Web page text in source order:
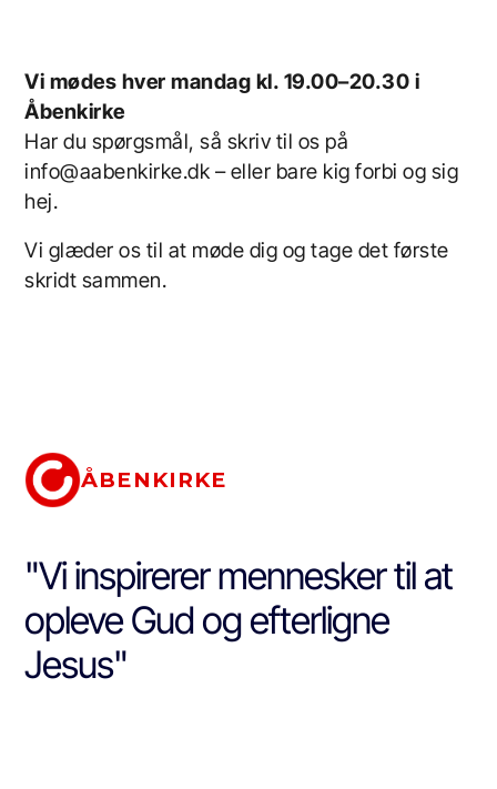
Vi mødes hver mandag kl. 19.00–20.30 i
Åbenkirke
Har du spørgsmål, så skriv til os på
info@aabenkirke.dk – eller bare kig forbi og sig
hej.
Vi glæder os til at møde dig og tage det første
skridt sammen.
ÅBENKIRKE
"Vi inspirerer mennesker til at
opleve Gud og efterligne
Jesus"